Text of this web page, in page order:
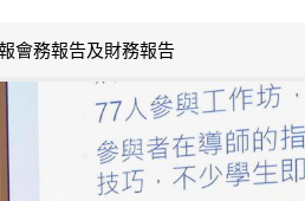
會務報告及財務報告